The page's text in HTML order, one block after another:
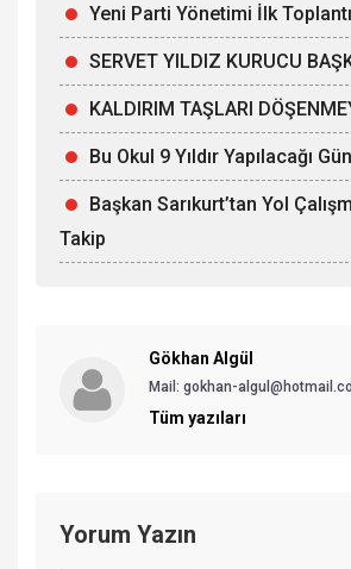
Yeni Parti Yönetimi İlk
SERVET YILDIZ KURUCU
KALDIRIM TAŞLARI
Bu Okul 9 Yıldır Yapılacağı
Başkan Sarıkurt’tan Yol
Takip
Gökhan Algül
Mail: gokhan-
Tüm yazıları
Yorum Yazın